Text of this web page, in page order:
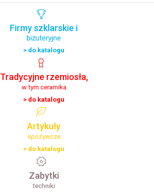
Firmyszklarskie i
biżuteryjne
> do katalogu
Tradycyjne rzemiosła,
w tym ceramika
> do katalogu
Artykuły
spożywcze
> do katalogu
Zabytki
techniki